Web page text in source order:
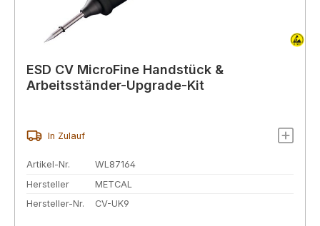
ESD CV MicroFine Handstück &
Arbeitsständer-Upgrade-Kit
In Zulauf
Artikel-Nr.
WL87164
Hersteller
METCAL
Hersteller-Nr.
CV-UK9